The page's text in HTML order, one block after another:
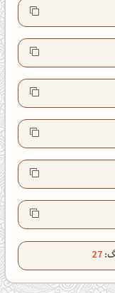
27
بلـــه
ویندوز